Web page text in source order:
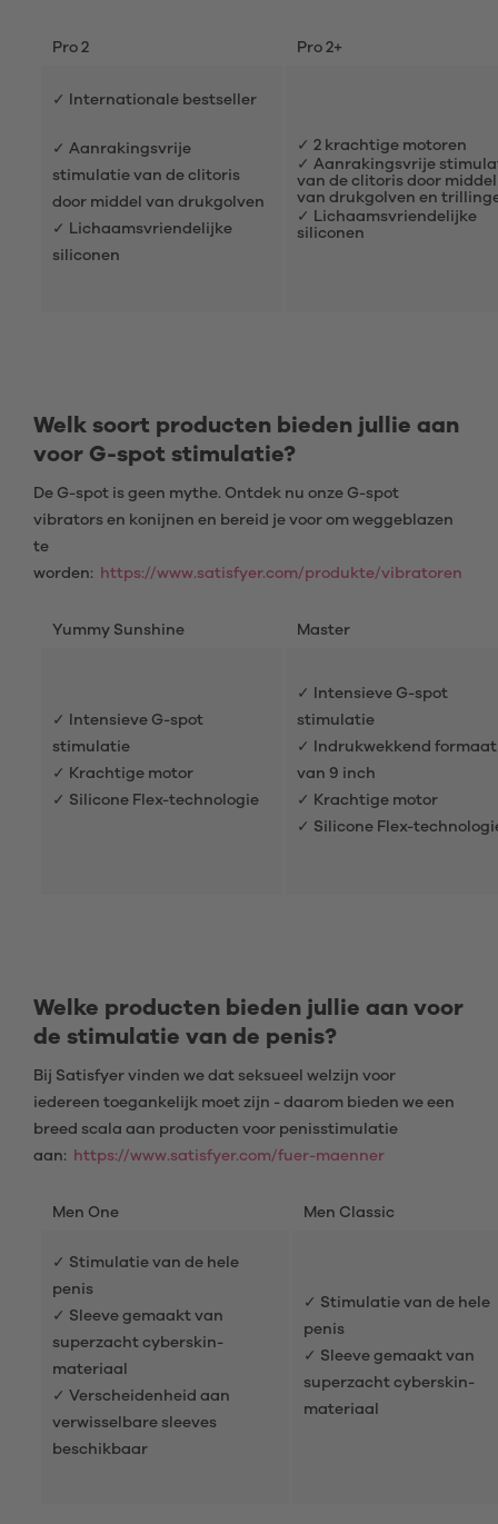
Pro 2 Pro 2+
✓ Internationale bestseller
✓ Aanrakingsvrije
stimulatie van de clitoris
door middel van drukgolven
✓ Lichaamsvriendelijke
siliconen
✓ 2 krachtige motoren
✓ Aanrakingsvrije
van de clitoris door middel
van drukgolven en
✓ Lichaamsvriendelijke
siliconen
Welk soort producten bieden jullie aan
voor G-spot stimulatie?
De G-spot is geen mythe. Ontdek nu onze G-spot
vibrators en konijnen en bereid je voor om weggeblazen
te
worden:
https://www.satisfyer.com/produkte/vibratoren
Yummy Sunshine Master
✓ Intensieve G-spot
stimulatie
✓ Krachtige motor
✓ Silicone Flex-technologie
✓ Intensieve G-spot
stimulatie
✓ Indrukwekkend formaat
van 9 inch
✓ Krachtige motor
✓ Silicone Flex-
Welke producten bieden jullie aan voor
de stimulatie van de penis?
Bij Satisfyer vinden we dat seksueel welzijn voor
iedereen toegankelijk moet zijn - daarom bieden we een
breed scala aan producten voor penisstimulatie
aan:
https://www.satisfyer.com/fuer-maenner
Men One Men Classic
✓ Stimulatie van de hele
penis
✓ Sleeve gemaakt van
superzacht cyberskin-
materiaal
✓ Verscheidenheid aan
verwisselbare sleeves
beschikbaar
✓ Stimulatie van de hele
penis
✓ Sleeve gemaakt van
superzacht cyberskin-
materiaal